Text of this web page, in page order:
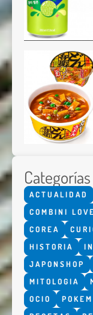
Categorías
ACTUALIDAD
COMBINI
COREA
HISTORIA
JAPONSHOP
MITOLOGIA
OCIO